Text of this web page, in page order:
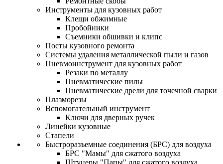
Инструменты для кузовных работ
Клещи обжимные
Пробойники
Съемники обшивки и клипс
Посты кузовного ремонта
Системы удаления металлической пыли и газов
Пневмоинструмент для кузовных работ
Резаки по металлу
Пневматические пилы
Пневматические дрели для точечной сварки
Плазморезы
Вспомогательный инструмент
Ключи для дверных ручек
Линейки кузовные
Стапели
Быстроразъемные соединения (БРС) для воздуха
БРС "Мамы" для сжатого воздуха